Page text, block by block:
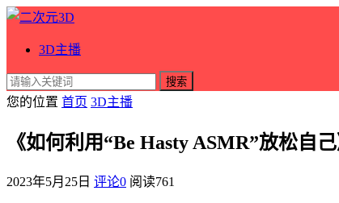
3D主播
搜索
您的位置 首页 3D主播
《如何利用“Be Hasty ASMR”放松自己
2023年5月25日 评论0 阅读761